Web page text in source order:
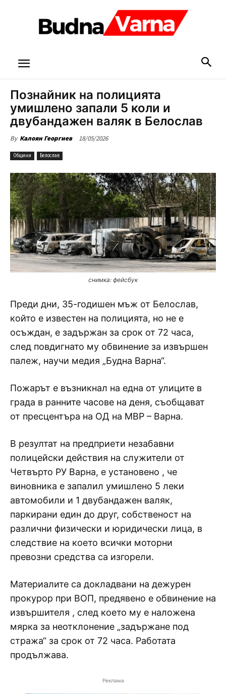
Познайник на полицията
умишлено запали 5 коли и
двубандажен валяк в Белослав
By Калоян Георгиев 18/05/2026
Общини Белослав
снимка: фейсбук
Преди дни, 35-годишен мъж от Белослав,
който е известен на полицията, но не е
осъждан, е задържан за срок от 72 часа,
след повдигнато му обвинение за извършен
палеж, научи медия „Будна Варна“.
Пожарът е възникнал на една от улиците в
града в ранните часове на деня, съобщават
от пресцентъра на ОД на МВР – Варна.
В резултат на предприети незабавни
полицейски действия на служители от
Четвърто РУ Варна, е установено , че
виновника е запалил умишлено 5 леки
автомобили и 1 двубандажен валяк,
паркирани един до друг, собственост на
различни физически и юридически лица, в
следствие на което всички моторни
превозни средства са изгорели.
Материалите са докладвани на дежурен
прокурор при ВОП, предявено е обвинение на
извършителя , след което му е наложена
мярка за неотклонение „задържане под
стража“ за срок от 72 часа. Работата
продължава.
Реклама